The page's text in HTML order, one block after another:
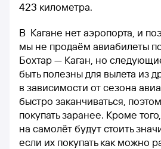
423 километра.
В Кагане нет аэропорта, и
мы не продаём авиабилеты
Бохтар — Каган, но
быть полезны для вылета из
в зависимости от сезона
быстро заканчиваться,
покупать заранее. Кроме
на самолёт будут стоить
если их покупать как можно